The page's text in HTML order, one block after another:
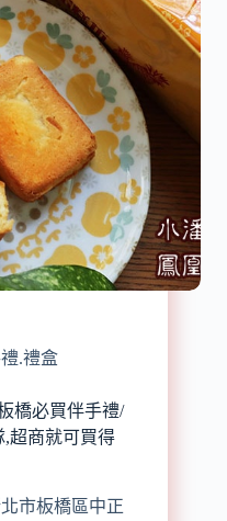
.禮盒
橋必買伴手禮/
,超商就可買得
市板橋區中正